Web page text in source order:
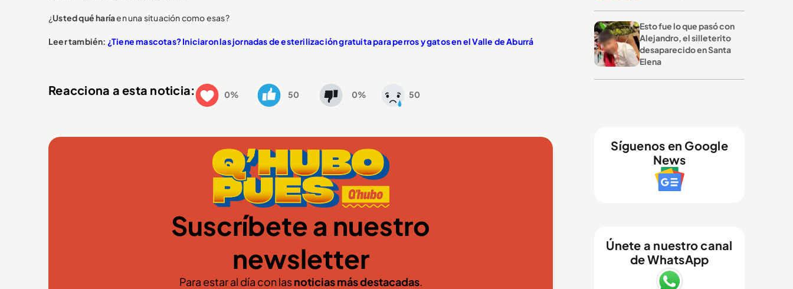
¿Usted qué haríaen una situación como esas?
Leer también: ¿Tiene mascotas? Iniciaron las jornadas de esterilización gratuita para perros y gatos en el Valle de Aburrá
Reacciona a esta noticia: 0% 50 0% 50
Suscríbete a nuestro
newsletter
Para estar al día con lasnoticias más destacadas.
Esto fue lo que pasó con
Alejandro, el silleterito
desaparecido en Santa
Elena
Síguenos en Google
News
Únete a nuestro canal
de WhatsApp